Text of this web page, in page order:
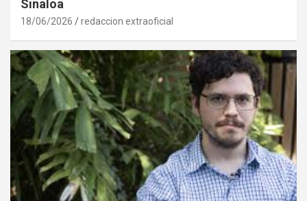
Sinaloa
18/06/2026 redaccion extraoficial